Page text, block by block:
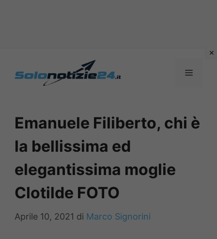
MENU
Emanuele Filiberto, chi è
la bellissima ed
elegantissima moglie
Clotilde FOTO
Aprile 10, 2021 di Marco Signorini